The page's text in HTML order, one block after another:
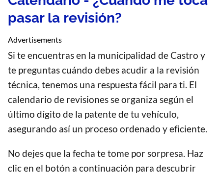
pasar la revisión?
Advertisements
Si te encuentras en la municipalidad de Castro y
te preguntas cuándo debes acudir a la revisión
técnica, tenemos una respuesta fácil para ti. El
calendario de revisiones se organiza según el
último dígito de la patente de tu vehículo,
asegurando así un proceso ordenado y eficiente.
No dejes que la fecha te tome por sorpresa. Haz
clic en el botón a continuación para descubrir